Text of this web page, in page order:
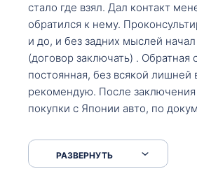
стало где взял. Дал контакт
обратился к нему.
и до, и без задних мыслей
(договор заключать) . Обратная
постоянная, без всякой лишней
рекомендую. После заключения
покупки с Японии авто, по
что заполнить, куда зайти,
приехал за авто. Меня тепло
РАЗВЕРНУТЬ